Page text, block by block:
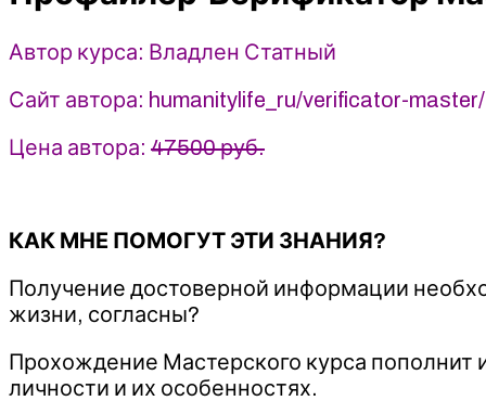
-
Статный
Автор курса: Владлен Статный
Сайт автора: humanitylife_ru/verificator-master/
Цена автора: 47500 руб.
КАК МНЕ ПОМОГУТ ЭТИ ЗНАНИЯ?
Получение достоверной информации
жизни, согласны?
Прохождение Мастерского курса пополнит
личности и их особенностях.